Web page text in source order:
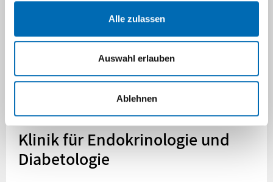
Alle zulassen
Auswahl erlauben
Ablehnen
Palliativmedizin (IZP)
CIO Düsseldorf / Onkologisches Zentrum
Klinik für Endokrinologie und
Diabetologie